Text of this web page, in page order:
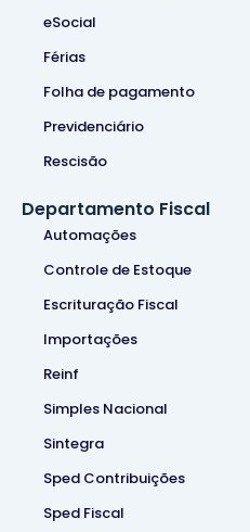
eSocial
Férias
Folha de pagamento
Previdenciário
Rescisão
Departamento Fiscal
Automações
Controle de Estoque
Escrituração Fiscal
Importações
Reinf
Simples Nacional
Sintegra
Sped Contribuições
Sped Fiscal